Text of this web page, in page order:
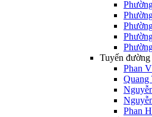
Tuyến
Phan
Quang
Phan